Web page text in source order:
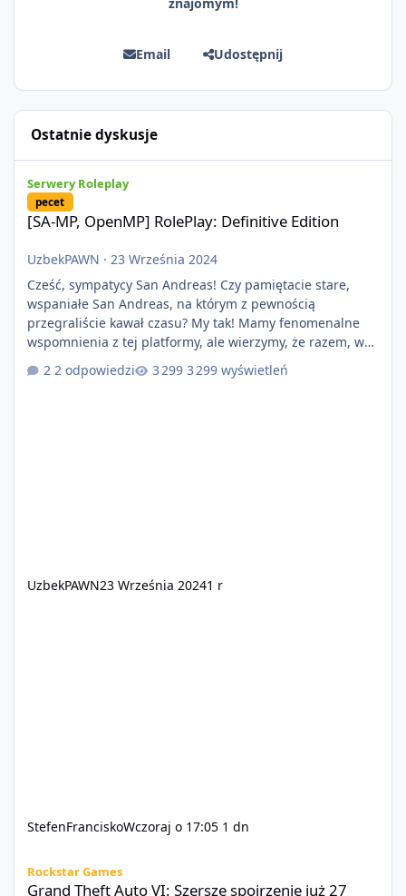
znajomym!
Email Udostępnij
Ostatnie dyskusje
Serwery Roleplay
pecet
[SA-MP, OpenMP] RolePlay: Definitive Edition
UzbekPAWN · 23 Września 2024
Cześć, sympatycy San Andreas! Czy pamiętacie stare,
wspaniałe San Andreas, na którym z pewnością
przegraliście kawał czasu? My tak! Mamy fenomenalne
wspomnienia z tej platformy, ale wierzymy, że razem, w
nowopowstającym projekcie RolePlay: Definitive Edition
uda nam się zbudować nowe, piękne chwile w roleplayu,
2 odpowiedzi 3 299 wyświetleń
UzbekPAWN23 Września 20241 r
StefenFranciskoWczoraj o 17:05 1 dn
Rockstar Games
Grand Theft Auto VI: Szersze spojrzenie już 27